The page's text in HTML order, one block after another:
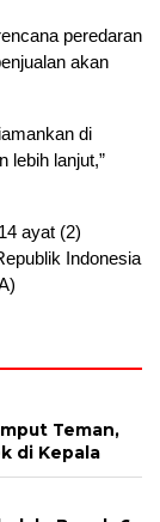
peredaran
akan
di
lebih lanjut,”
ayat (2)
Indonesia
Teman,
di Kepala